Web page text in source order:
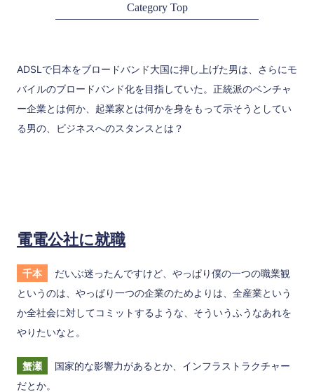
Category Top
ADSLで日本をブロードバンド大国に押し上げた男は、さらにモ
バイルのブロードバンド化を目指していた。正統派のベンチャ
ー企業とは何か、起業家とは何かを身をもって示そうとしてい
る男の、ビジネスへのスタンスとは？
電電公社に就職
千本
だいぶ迷ったんですけど、やっぱり僕の一つの職業観
というのは、やっぱり一つの企業のためよりは、全産業という
か全社会に対してコミットするような、そういうふうなあれを
やりたいなと。
蟹瀬
国家的な影響力があるとか、インフラストラクチャー
だとか。